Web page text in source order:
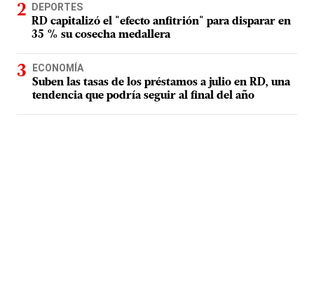
DEPORTES
RD capitalizó el "efecto anfitrión" para disparar en
35 % su cosecha medallera
ECONOMÍA
Suben las tasas de los préstamos a julio en RD, una
tendencia que podría seguir al final del año